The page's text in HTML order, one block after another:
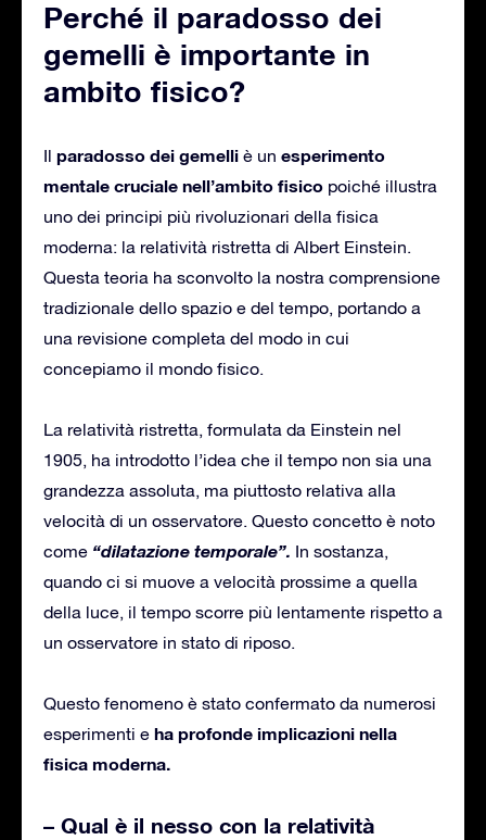
Perché il paradosso dei
gemelli è importante in
ambito fisico?
Il paradosso dei gemelli è un esperimento
mentale cruciale nell’ambito fisico poiché illustra
uno dei principi più rivoluzionari della fisica
moderna: la relatività ristretta di Albert Einstein.
Questa teoria ha sconvolto la nostra comprensione
tradizionale dello spazio e del tempo, portando a
una revisione completa del modo in cui
concepiamo il mondo fisico.
La relatività ristretta, formulata da Einstein nel
1905, ha introdotto l’idea che il tempo non sia una
grandezza assoluta, ma piuttosto relativa alla
velocità di un osservatore. Questo concetto è noto
come “dilatazione temporale”. In sostanza,
quando ci si muove a velocità prossime a quella
della luce, il tempo scorre più lentamente rispetto a
un osservatore in stato di riposo.
Questo fenomeno è stato confermato da numerosi
esperimenti e ha profonde implicazioni nella
fisica moderna.
– Qual è il nesso con la relatività